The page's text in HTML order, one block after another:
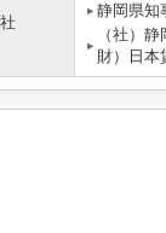
静岡県知
（社）
財）日本